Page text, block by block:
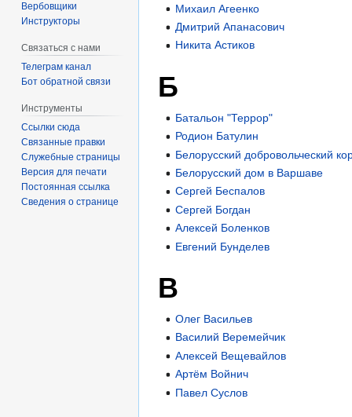
Михаил Агеенко
Дмитрий Апанасович
Никита Астиков
Б
Батальон "Террор"
Родион Батулин
Белорусский добровольческий
Белорусский дом в Варшаве
Сергей Беспалов
Сергей Богдан
Алексей Боленков
Евгений Бунделев
В
Олег Васильев
Василий Веремейчик
Алексей Вещевайлов
Артём Войнич
Павел Суслов
‏‎Вербовщики
Инструкторы
Связаться с нами
Телеграм канал
Бот обратной связи
Инструменты
Ссылки сюда
Связанные правки
Служебные страницы
Версия для печати
Постоянная ссылка
Сведения о странице